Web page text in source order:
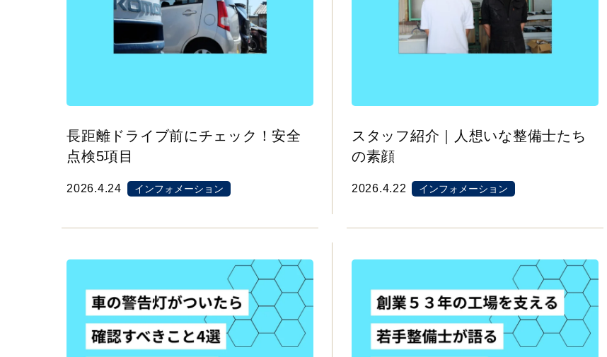
長距離ドライブ前にチェック！安全
点検5項目
2026.4.24 インフォメーション
スタッフ紹介｜人想いな整備士たち
の素顔
2026.4.22 インフォメーション